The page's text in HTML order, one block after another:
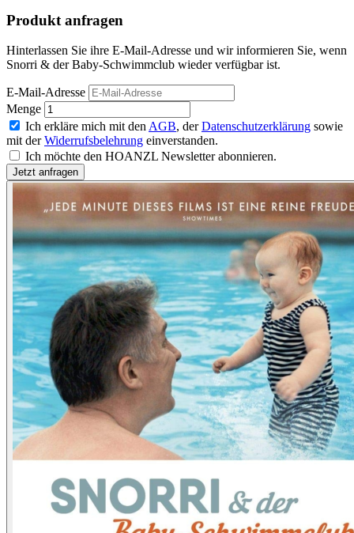
Produkt anfragen
Hinterlassen Sie ihre E-Mail-Adresse und wir informieren Sie, wenn
Snorri & der Baby-Schwimmclub wieder verfügbar ist.
E-Mail-Adresse
Menge
Ich erkläre mich mit den AGB, derDatenschutzerklärung sowie
mit derWiderrufsbelehrung einverstanden.
Ich möchte den HOANZL Newsletter abonnieren.